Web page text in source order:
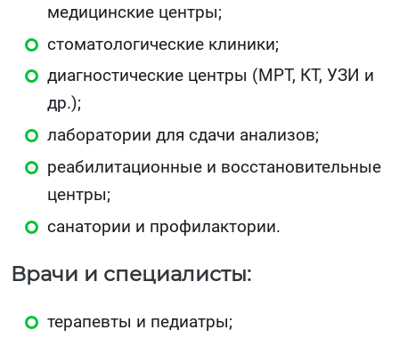
медицинские центры;
стоматологические клиники;
диагностические центры (МРТ, КТ, УЗИ и
др.);
лаборатории для сдачи анализов;
реабилитационные и восстановительные
центры;
санатории и профилактории.
Врачи и специалисты:
терапевты и педиатры;